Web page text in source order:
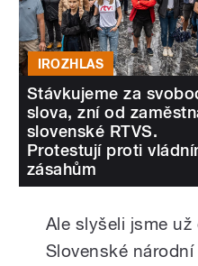
IROZHLAS
Stávkujeme za
slova, zní od
slovenské RTVS.
Protestují proti
zásahům
Ale slyšeli jsme
Slovenské